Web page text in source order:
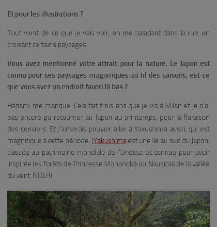
Et pour les illustrations ?
Tout vient de ce que je vais voir, en me baladant dans la rue, en
croisant certains paysages.
Vous avez mentionné votre attrait pour la nature. Le Japon est
connu pour ses paysages magnifiques au fil des saisons, est-ce
que vous avez un endroit favori là bas ?
Hanami me manque. Cela fait trois ans que je vis à Milan et je n’ai
pas encore pu retourner au Japon au printemps, pour la floraison
des cerisiers. Et j’aimerais pouvoir aller à Yakushima aussi, qui est
magnifique à cette période. (Yakushimaest une île au sud du Japon,
classée au patrimoine mondiale de l’Unesco et connue pour avoir
inspirée les forêts de Princesse Mononoké ou Nausicaä de la valléé
du vent, NDLR)